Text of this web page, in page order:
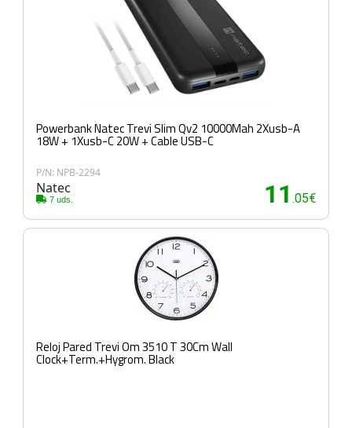
Powerbank Natec Trevi Slim Qv2 10000Mah 2Xusb-A
18W + 1Xusb-C 20W + Cable USB-C
P/N: NPB-2294
Natec
7 uds. 11 .05€
Reloj Pared Trevi Om 3510 T 30Cm Wall
Clock+Term.+Hygrom. Black